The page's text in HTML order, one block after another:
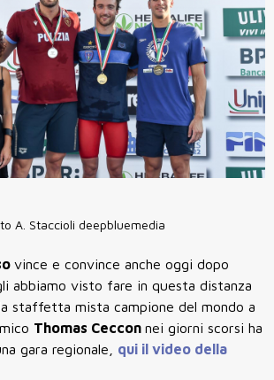
A. Staccioli deepbluemedia
vince e convince anche oggi dopo
abbiamo visto fare in questa distanza
staffetta mista campione del mondo a
Thomas Ceccon nei giorni scorsi ha
gara regionale, qui il video della